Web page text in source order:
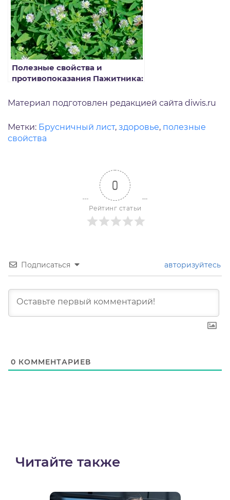
Полезные свойства и
противопоказания Пажитника:
Материал подготовлен редакцией сайта diwis.ru
Метки: Брусничный лист, здоровье, полезные
свойства
0
Рейтинг статьи
Подписаться авторизуйтесь
0 КОММЕНТАРИЕВ
Читайте также